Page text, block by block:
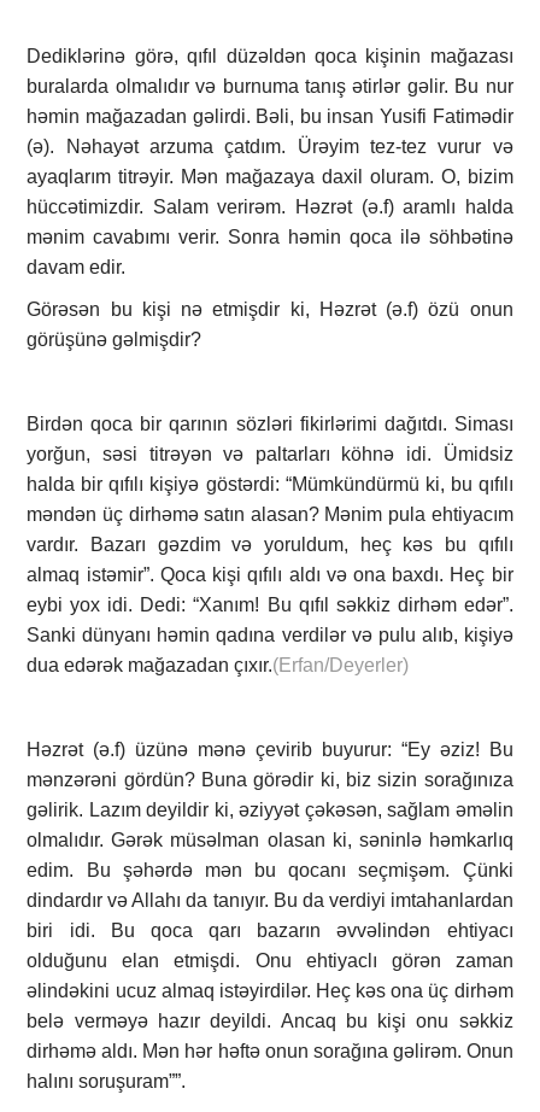
Dediklərinə görə, qıfıl düzəldən qoca kişinin mağazası
buralarda olmalıdır və burnuma tanış ətirlər gəlir. Bu nur
həmin mağazadan gəlirdi. Bəli, bu insan Yusifi Fatimədir
(ə). Nəhayət arzuma çatdım. Ürəyim tez-tez vurur və
ayaqlarım titrəyir. Mən mağazaya daxil oluram. O, bizim
hüccətimizdir. Salam verirəm. Həzrət (ə.f) aramlı halda
mənim cavabımı verir. Sonra həmin qoca ilə söhbətinə
davam edir.
Görəsən bu kişi nə etmişdir ki, Həzrət (ə.f) özü onun
görüşünə gəlmişdir?
Birdən qoca bir qarının sözləri fikirlərimi dağıtdı. Siması
yorğun, səsi titrəyən və paltarları köhnə idi. Ümidsiz
halda bir qıfılı kişiyə göstərdi: “Mümkündürmü ki, bu qıfılı
məndən üç dirhəmə satın alasan? Mənim pula ehtiyacım
vardır. Bazarı gəzdim və yoruldum, heç kəs bu qıfılı
almaq istəmir”. Qoca kişi qıfılı aldı və ona baxdı. Heç bir
eybi yox idi. Dedi: “Xanım! Bu qıfıl səkkiz dirhəm edər”.
Sanki dünyanı həmin qadına verdilər və pulu alıb, kişiyə
dua edərək mağazadan çıxır.(Erfan/Deyerler)
Həzrət (ə.f) üzünə mənə çevirib buyurur: “Ey əziz! Bu
mənzərəni gördün? Buna görədir ki, biz sizin sorağınıza
gəlirik. Lazım deyildir ki, əziyyət çəkəsən, sağlam əməlin
olmalıdır. Gərək müsəlman olasan ki, səninlə həmkarlıq
edim. Bu şəhərdə mən bu qocanı seçmişəm. Çünki
dindardır və Allahı da tanıyır. Bu da verdiyi imtahanlardan
biri idi. Bu qoca qarı bazarın əvvəlindən ehtiyacı
olduğunu elan etmişdi. Onu ehtiyaclı görən zaman
əlindəkini ucuz almaq istəyirdilər. Heç kəs ona üç dirhəm
belə verməyə hazır deyildi. Ancaq bu kişi onu səkkiz
dirhəmə aldı. Mən hər həftə onun sorağına gəlirəm. Onun
halını soruşuram””.